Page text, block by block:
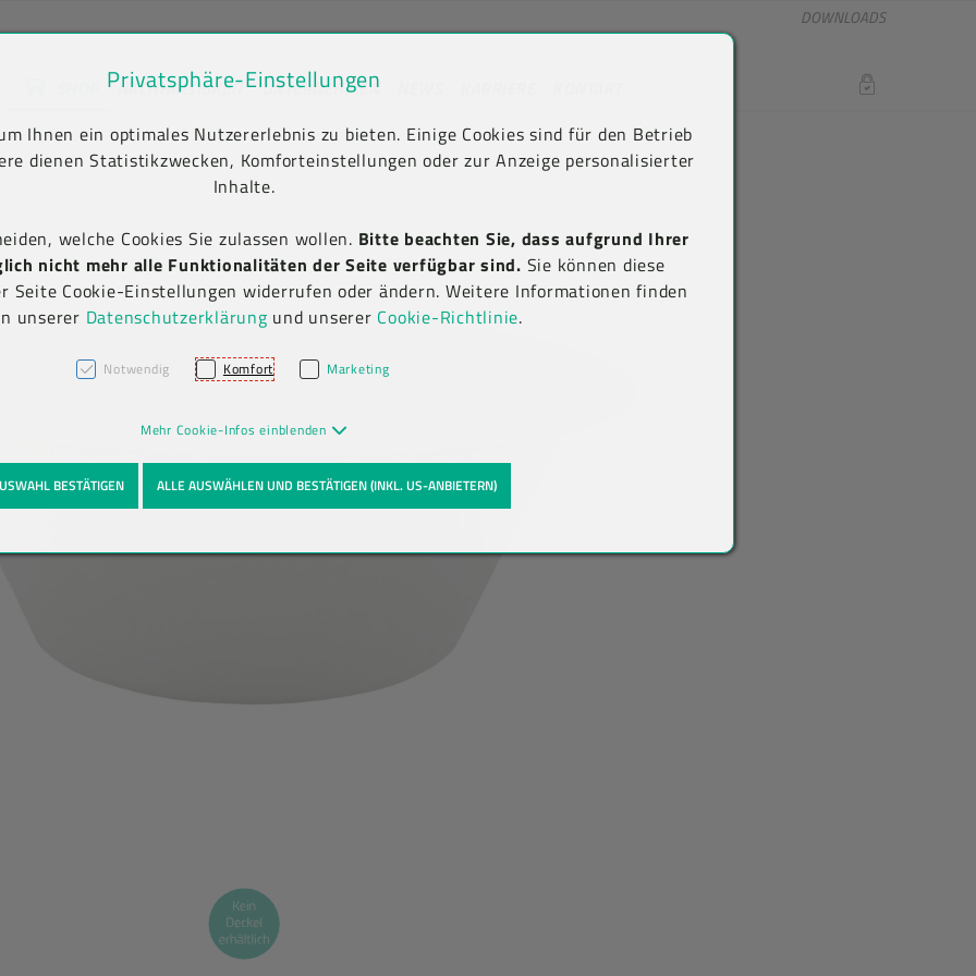
springen [AK + 2]
[AK + 5]
DOWNLOADS
NACHHALTIGKEIT UNTERNEHMEN LOGIN
Privatsphäre-Einstellungen
Ihnen ein optimales Nutzererlebnis zu bieten. Einige Cookies sind für den Betrieb
dienen Statistikzwecken, Komforteinstellungen oder zur Anzeige personalisierter
Inhalte.
welche Cookies Sie zulassen wollen. Bitte beachten Sie, dass aufgrund Ihrer
nicht mehr alle Funktionalitäten der Seite verfügbar sind. Sie können diese
Seite Cookie-Einstellungen widerrufen oder ändern. Weitere Informationen finden
unserer Datenschutzerklärung und unserer Cookie-Richtlinie.
Notwendig Komfort Marketing
Mehr Cookie-Infos einblenden
BESTÄTIGEN ALLE AUSWÄHLEN UND BESTÄTIGEN (INKL. US-ANBIETERN)